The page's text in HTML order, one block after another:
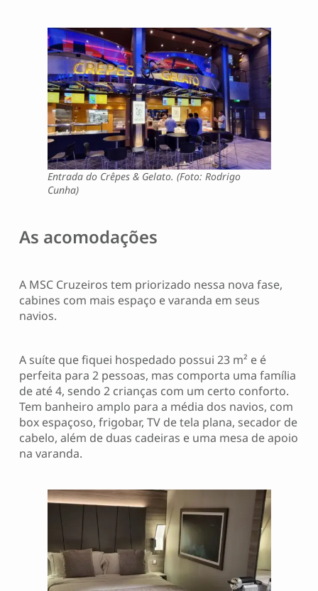
Entrada do Crêpes & Gelato. (Foto: Rodrigo
Cunha)
As acomodações
A MSC Cruzeiros tem priorizado nessa nova fase,
cabines com mais espaço e varanda em seus
navios.
A suíte que fiquei hospedado possui 23 m² e é
perfeita para 2 pessoas, mas comporta uma família
de até 4, sendo 2 crianças com um certo conforto.
Tem banheiro amplo para a média dos navios, com
box espaçoso, frigobar, TV de tela plana, secador de
cabelo, além de duas cadeiras e uma mesa de apoio
na varanda.